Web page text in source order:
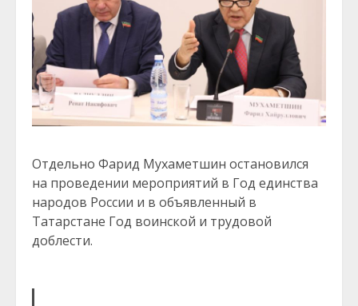
Отдельно Фарид Мухаметшин остановился
на проведении мероприятий в Год единства
народов России и в объявленный в
Татарстане Год воинской и трудовой
доблести.